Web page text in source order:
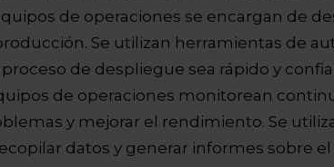
de operaciones se encargan de
Se utilizan herramientas de
de despliegue sea rápido y
de operaciones monitorean
y mejorar el rendimiento. Se
datos y generar informes sobre